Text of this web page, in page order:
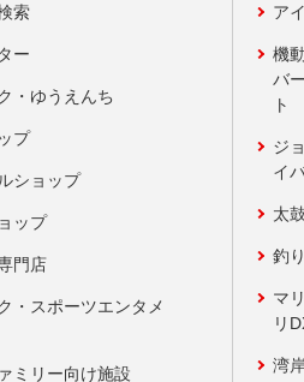
索
ー
・ゆうえんち
プ
ショップ
ップ
門店
・スポーツエンタメ
ミリー向け施設
ア
機
バ
ト
ジ
イ
太
釣
マ
リ
湾